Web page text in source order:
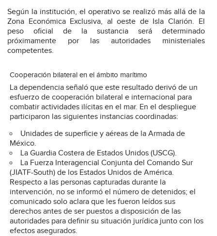
Según la institución, el operativo se realizó más allá de la
Zona Económica Exclusiva, al oeste de Isla Clarión. El
peso oficial de la sustancia será determinado
próximamente por las autoridades ministeriales
competentes.
Cooperación bilateral en el ámbito marítimo
La dependencia señaló que este resultado derivó de un
esfuerzo de cooperación bilateral e internacional para
combatir actividades ilícitas en el mar. En el despliegue
participaron las siguientes instancias coordinadas:
Unidades de superficie y aéreas de la Armada de
México.
La Guardia Costera de Estados Unidos (USCG).
La Fuerza Interagencial Conjunta del Comando Sur
(JIATF-South) de los Estados Unidos de América.
Respecto a las personas capturadas durante la
intervención, no se informó el número de detenidos; el
comunicado solo aclara que les fueron leídos sus
derechos antes de ser puestos a disposición de las
autoridades para definir su situación jurídica junto con los
efectos asegurados.